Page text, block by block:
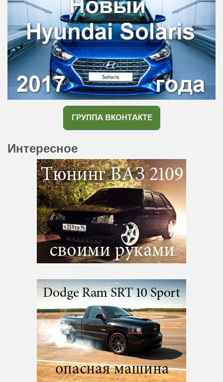
Интересное